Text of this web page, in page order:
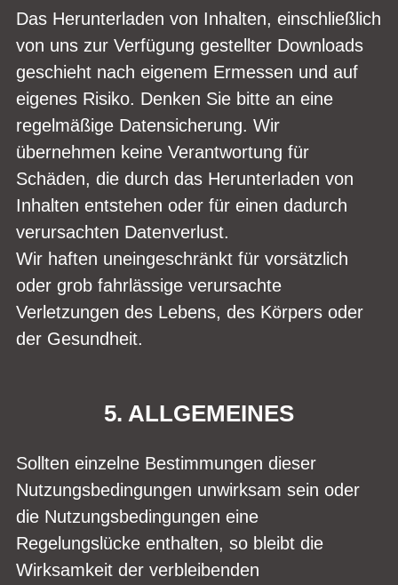
Das Herunterladen von Inhalten, einschließlich
von uns zur Verfügung gestellter Downloads
geschieht nach eigenem Ermessen und auf
eigenes Risiko. Denken Sie bitte an eine
regelmäßige Datensicherung. Wir
übernehmen keine Verantwortung für
Schäden, die durch das Herunterladen von
Inhalten entstehen oder für einen dadurch
verursachten Datenverlust.
Wir haften uneingeschränkt für vorsätzlich
oder grob fahrlässige verursachte
Verletzungen des Lebens, des Körpers oder
der Gesundheit.
5. ALLGEMEINES
Sollten einzelne Bestimmungen dieser
Nutzungsbedingungen unwirksam sein oder
die Nutzungsbedingungen eine
Regelungslücke enthalten, so bleibt die
Wirksamkeit der verbleibenden